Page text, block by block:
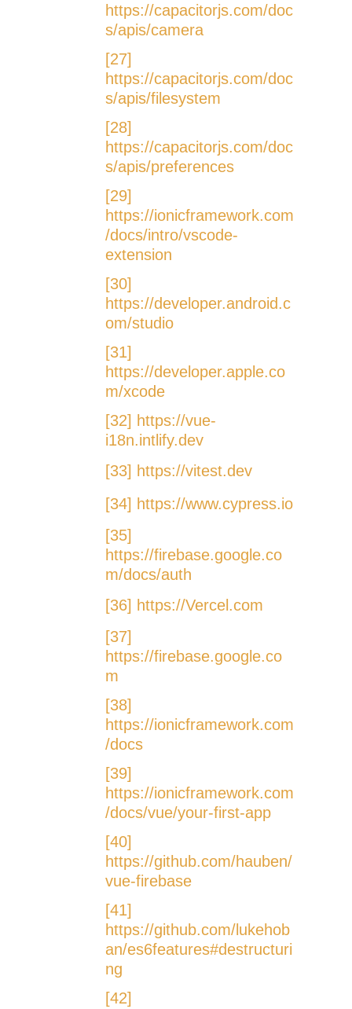
https://capacitorjs.com/doc
s/apis/camera
[27]
https://capacitorjs.com/doc
s/apis/filesystem
[28]
https://capacitorjs.com/doc
s/apis/preferences
[29]
https://ionicframework.com
/docs/intro/vscode-
extension
[30]
https://developer.android.c
om/studio
[31]
https://developer.apple.co
m/xcode
[32] https://vue-
i18n.intlify.dev
[33] https://vitest.dev
[34] https://www.cypress.io
[35]
https://firebase.google.co
m/docs/auth
[36] https://Vercel.com
[37]
https://firebase.google.co
m
[38]
https://ionicframework.com
/docs
[39]
https://ionicframework.com
/docs/vue/your-first-app
[40]
https://github.com/hauben/
vue-firebase
[41]
https://github.com/lukehob
an/es6features#destructuri
ng
[42]